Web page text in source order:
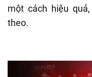
một cách hiệu
theo.